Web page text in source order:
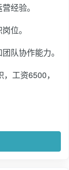
经验。
位。
队协作能力。
工资6500，